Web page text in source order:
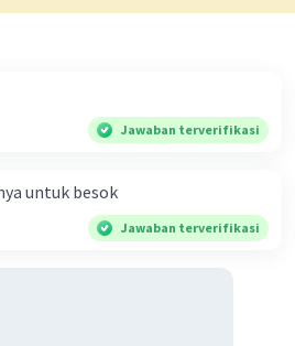
Jawaban terverifikasi
untuk besok
Jawaban terverifikasi